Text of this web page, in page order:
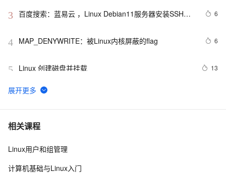
3 百度搜索：蓝易云 ，Linux Debian11服务器安装SSH，
6
4 MAP_DENYWRITE：被Linux内核屏蔽的flag 6
5 Linux 创建磁盘并挂载 13
6 linux DHCP
7 FFmpeg开发笔记（五十九）Linux编译ijkplayer的
8 在Linux中，如何获取CPU的总核心数？
相关课程
Linux用户和组管理
计算机基础与Linux入门